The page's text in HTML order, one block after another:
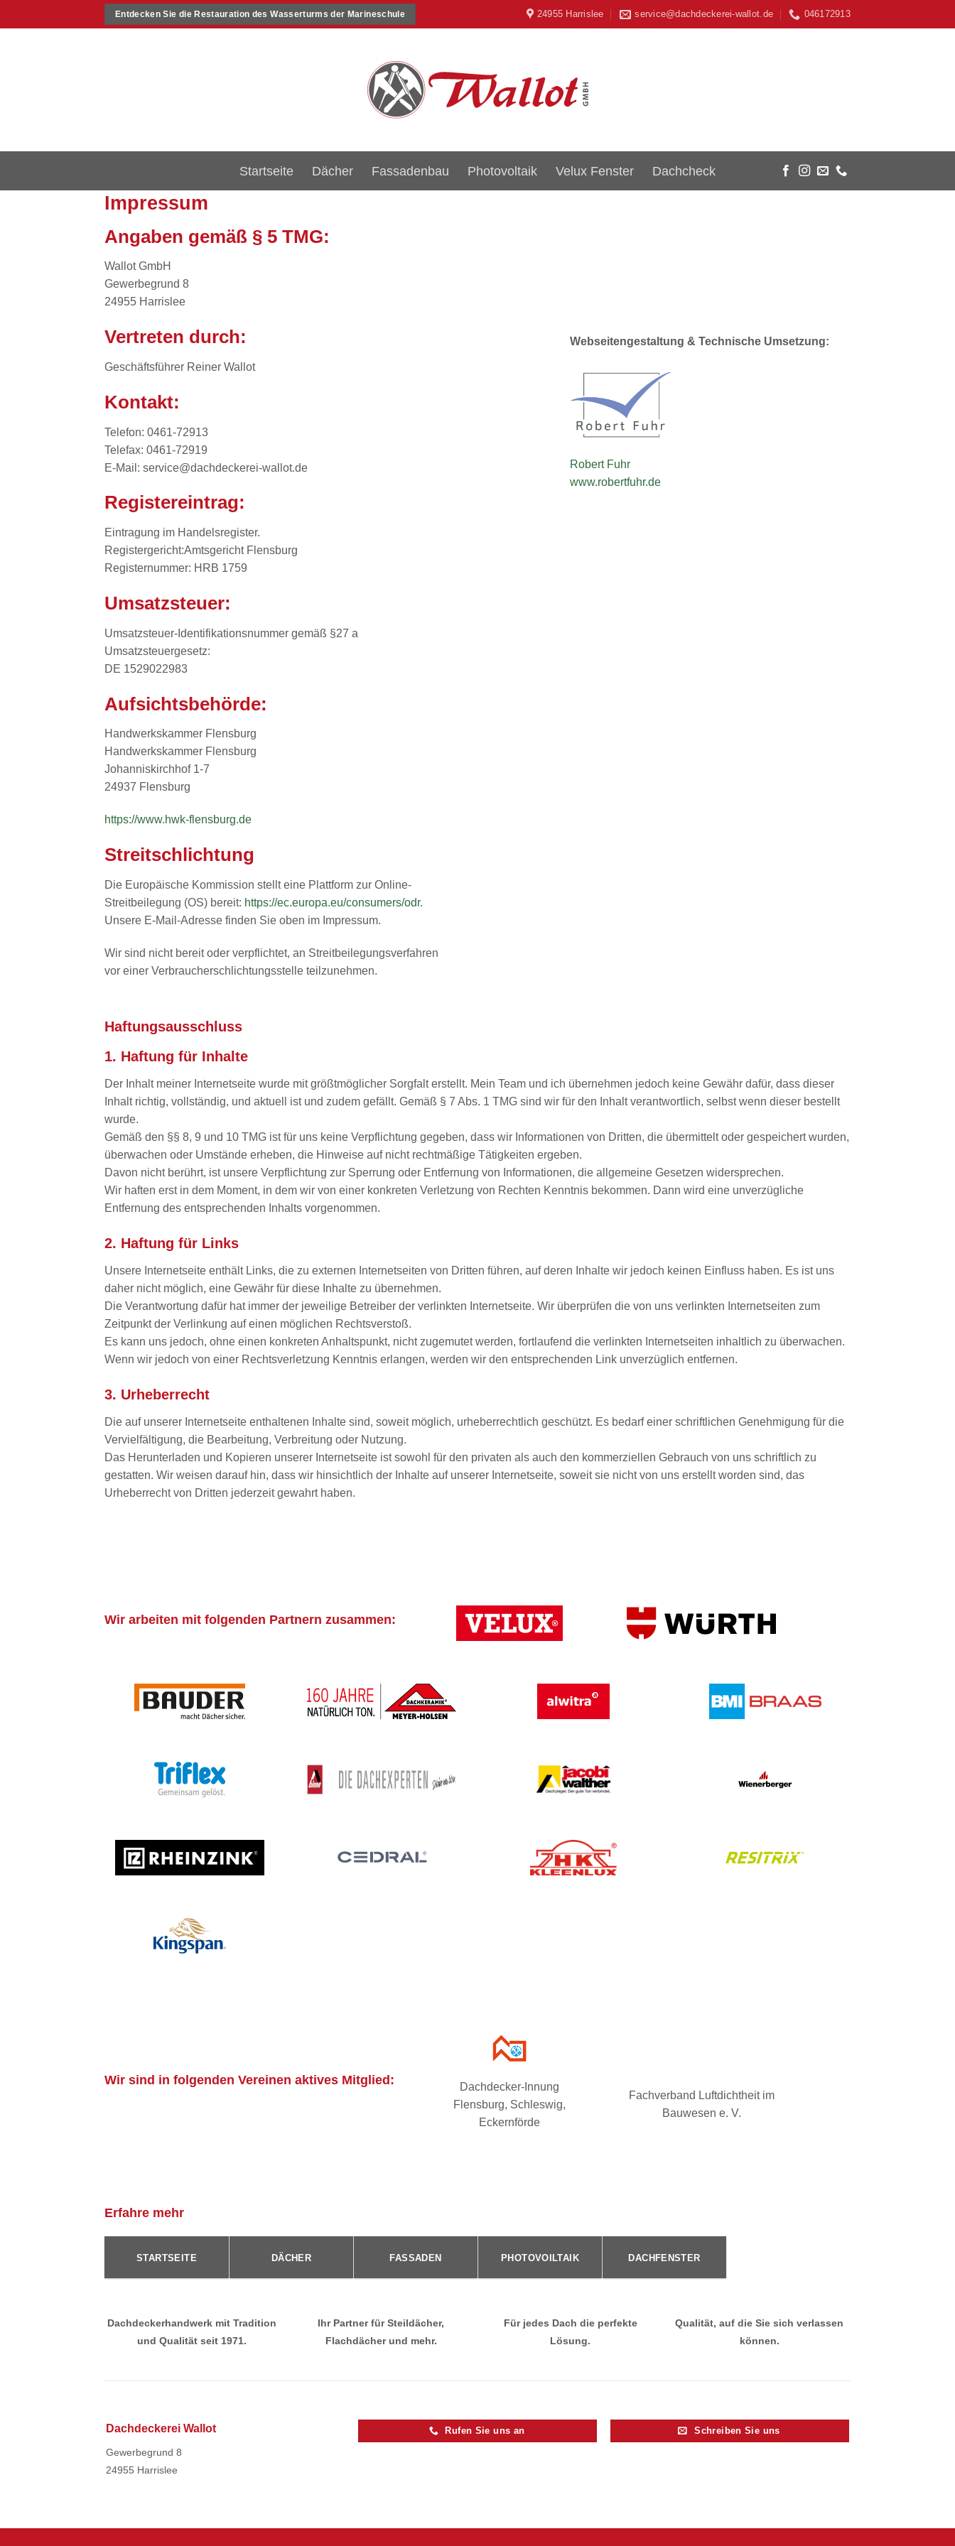
to
Entdecken Sie die Restauration des Wasserturms der Marineschule 24955 Harrislee service@dachdeckerei-wallot.de 046172913
Startseite Dächer Fassadenbau Photovoltaik Velux Fenster Dachcheck
Impressum
Angaben gemäß § 5 TMG:
Wallot GmbH
Gewerbegrund 8
24955 Harrislee
Vertreten durch:
Geschäftsführer Reiner Wallot
Kontakt:
Telefon: 0461-72913
Telefax: 0461-72919
E-Mail: service@dachdeckerei-wallot.de
Registereintrag:
Eintragung im Handelsregister.
Registergericht:Amtsgericht Flensburg
Registernummer: HRB 1759
Umsatzsteuer:
Umsatzsteuer-Identifikationsnummer gemäß §27 a
Umsatzsteuergesetz:
DE 1529022983
Aufsichtsbehörde:
Handwerkskammer Flensburg
Handwerkskammer Flensburg
Johanniskirchhof 1-7
24937 Flensburg
https://www.hwk-flensburg.de
Streitschlichtung
Die Europäische Kommission stellt eine Plattform zur Online-
Streitbeilegung (OS) bereit: https://ec.europa.eu/consumers/odr.
Unsere E-Mail-Adresse finden Sie oben im Impressum.
Wir sind nicht bereit oder verpflichtet, an Streitbeilegungsverfahren
vor einer Verbraucherschlichtungsstelle teilzunehmen.
Webseitengestaltung & Technische Umsetzung:
Robert Fuhr
www.robertfuhr.de
Haftungsausschluss
1. Haftung für Inhalte
Der Inhalt meiner Internetseite wurde mit größtmöglicher Sorgfalt erstellt. Mein Team und ich übernehmen jedoch keine Gewähr dafür, dass dieser
Inhalt richtig, vollständig, und aktuell ist und zudem gefällt. Gemäß § 7 Abs. 1 TMG sind wir für den Inhalt verantwortlich, selbst wenn dieser bestellt
wurde.
Gemäß den §§ 8, 9 und 10 TMG ist für uns keine Verpflichtung gegeben, dass wir Informationen von Dritten, die übermittelt oder gespeichert wurden,
überwachen oder Umstände erheben, die Hinweise auf nicht rechtmäßige Tätigkeiten ergeben.
Davon nicht berührt, ist unsere Verpflichtung zur Sperrung oder Entfernung von Informationen, die allgemeine Gesetzen widersprechen.
Wir haften erst in dem Moment, in dem wir von einer konkreten Verletzung von Rechten Kenntnis bekommen. Dann wird eine unverzügliche
Entfernung des entsprechenden Inhalts vorgenommen.
2. Haftung für Links
Unsere Internetseite enthält Links, die zu externen Internetseiten von Dritten führen, auf deren Inhalte wir jedoch keinen Einfluss haben. Es ist uns
daher nicht möglich, eine Gewähr für diese Inhalte zu übernehmen.
Die Verantwortung dafür hat immer der jeweilige Betreiber der verlinkten Internetseite. Wir überprüfen die von uns verlinkten Internetseiten zum
Zeitpunkt der Verlinkung auf einen möglichen Rechtsverstoß.
Es kann uns jedoch, ohne einen konkreten Anhaltspunkt, nicht zugemutet werden, fortlaufend die verlinkten Internetseiten inhaltlich zu überwachen.
Wenn wir jedoch von einer Rechtsverletzung Kenntnis erlangen, werden wir den entsprechenden Link unverzüglich entfernen.
3. Urheberrecht
Die auf unserer Internetseite enthaltenen Inhalte sind, soweit möglich, urheberrechtlich geschützt. Es bedarf einer schriftlichen Genehmigung für die
Vervielfältigung, die Bearbeitung, Verbreitung oder Nutzung.
Das Herunterladen und Kopieren unserer Internetseite ist sowohl für den privaten als auch den kommerziellen Gebrauch von uns schriftlich zu
gestatten. Wir weisen darauf hin, dass wir hinsichtlich der Inhalte auf unserer Internetseite, soweit sie nicht von uns erstellt worden sind, das
Urheberrecht von Dritten jederzeit gewahrt haben.
Wir arbeiten mit folgenden Partnern zusammen:
Wir sind in folgenden Vereinen aktives Mitglied:
Dachdecker-Innung
Flensburg, Schleswig,
Eckernförde
Fachverband Luftdichtheit im
Bauwesen e. V.
Erfahre mehr
STARTSEITE DÄCHER FASSADEN PHOTOVOILTAIK DACHFENSTER
Dachdeckerhandwerk mit Tradition
und Qualität seit 1971.
Ihr Partner für Steildächer,
Flachdächer und mehr.
Für jedes Dach die perfekte
Lösung.
Qualität, auf die Sie sich verlassen
können.
Dachdeckerei Wallot
Gewerbegrund 8
24955 Harrislee
Rufen Sie uns an Schreiben Sie uns